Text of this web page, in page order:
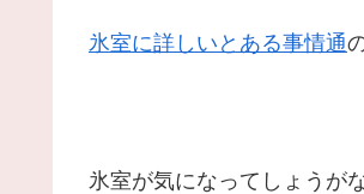
氷室に詳しいとある事情通
氷室が気になってしょうが